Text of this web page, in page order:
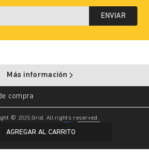
AGREGAR AL CARRITO
ENVIAR
Más información
compra
© 2025 Grid. All rights reserved.